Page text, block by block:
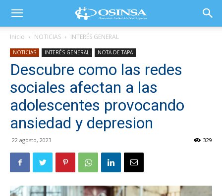
Inicio NOTICIAS INTERÉS GENERAL
NOTICIAS INTERÉS GENERAL NOTA DE TAPA
Descubre como las redes
sociales afectan a las
adolescentes provocando
ansiedad y depresion
22 agosto, 2023 329